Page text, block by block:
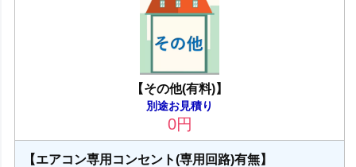
【その他(有料)】
別途お見積り
0円
【エアコン専用コンセント(専用回路)有無】